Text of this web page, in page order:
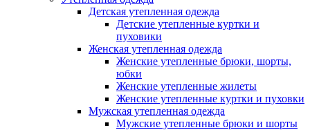
Детская утепленная одежда
Детские утепленные куртки и
пуховики
Женская утепленная одежда
Женские утепленные брюки, шорты,
юбки
Женские утепленные жилеты
Женские утепленные куртки и пуховки
Мужская утепленная одежда
Мужские утепленные брюки и шорты